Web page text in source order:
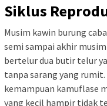
Siklus
Musim kawin burung
semi sampai akhir
bertelur dua butir telur
tanpa sarang yang
kemampuan kamuflase
yang kecil hampir tidak